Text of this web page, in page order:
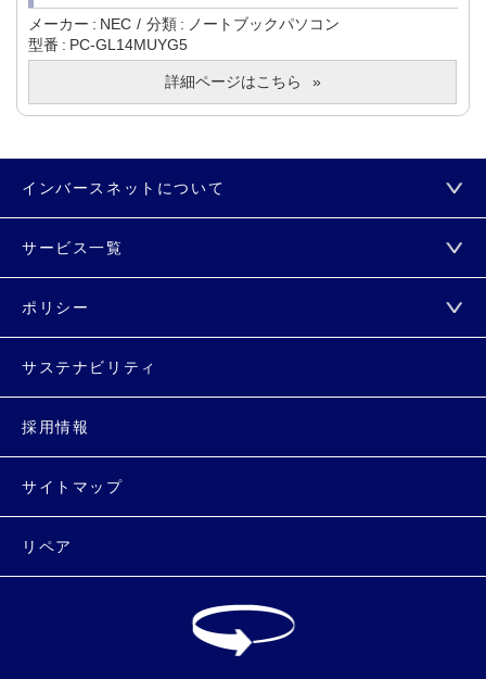
メーカー NEC 分類
ノートブックパソコン
型番
PC-GL14MUYG5
詳細ページはこちら
インバースネットについて
サービス一覧
ポリシー
サステナビリティ
採用情報
サイトマップ
リペア